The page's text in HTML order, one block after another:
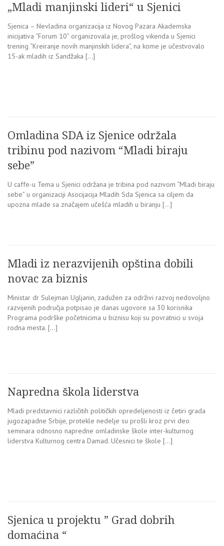
„Mladi manjinski lideri“ u Sjenici
Sjenica – Nevladina organizacija iz Novog Pazara Akademska
inicijativa “Forum 10” organizovala je, prošlog vikenda u Sjenici
trening “Kreiranje novih manjinskih lidera”, na kome je učestvovalo
15-ak mladih iz Sandžaka […]
Omladina SDA iz Sjenice održala
tribinu pod nazivom “Mladi biraju
sebe”
U caffe-u Tema u Sjenici održana je tribina pod nazivom “Mladi biraju
sebe” u organizaciji Asocijacija Mladih Sda Sjenica sa ciljem da
upozna mlade sa značajem učešća mladih u biranju […]
Mladi iz nerazvijenih opština dobili
novac za biznis
Ministar dr Sulejman Ugljanin, zadužen za održivi razvoj nedovoljno
razvijenih područja potpisao je danas ugovore sa 30 korisnika
Programa podrške početnicima u biznisu koji su povratnici u svoja
rodna mesta. […]
Napredna škola liderstva
Mladi predstavnici različitih političkih opredeljenosti iz četiri grada
jugozapadne Srbije, protekle nedelje su prošli kroz prvi deo
seminara odnosno napredne omladinske škole inter-kulturnog
liderstva Kulturnog centra Damad. Učesnici te škole […]
Sjenica u projektu ” Grad dobrih
domaćina “